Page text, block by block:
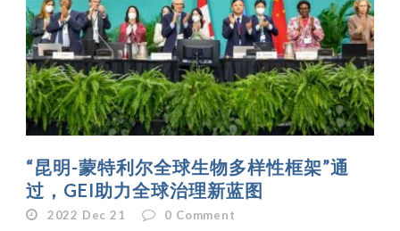
“昆明-蒙特利尔全球生物多样性框架”通
过，GEI助力全球治理新蓝图
2022 Dec 21 0 Comment